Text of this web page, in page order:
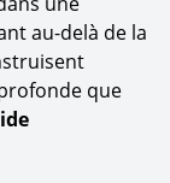
au-delà de la
que